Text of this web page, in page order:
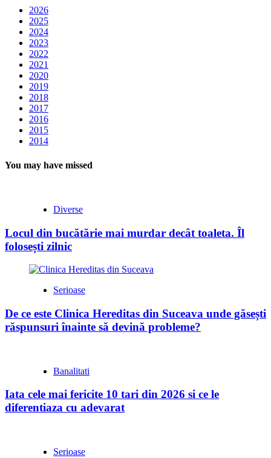
2026
2025
2024
2023
2022
2021
2020
2019
2018
2017
2016
2015
2014
You may have missed
Diverse
Locul din bucătărie mai murdar decât toaleta. Îl
folosești zilnic
Serioase
De ce este Clinica Hereditas din Suceava unde găsești
răspunsuri înainte să devină probleme?
Banalitati
Iata cele mai fericite 10 tari din 2026 si ce le
diferentiaza cu adevarat
Serioase